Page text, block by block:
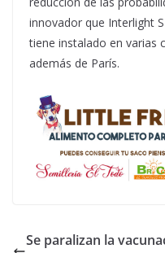
innovador que Interlight
tiene instalado en varias
además de París.
Se paralizan la